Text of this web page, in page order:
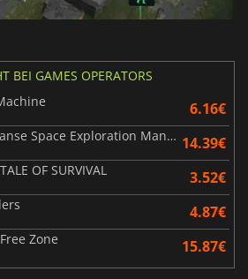
BEI GAMES OPERATORS
6.16€
Solar Expanse Space Exploration Manager 14.39€
OF SURVIVAL 3.52€
4.87€
Zone 15.87€